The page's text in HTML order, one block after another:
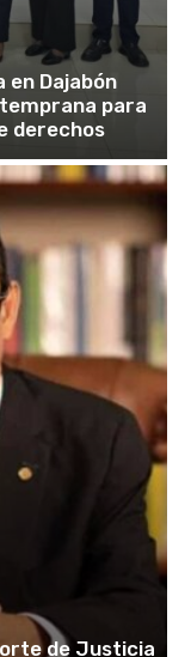
en Dajabón
para
derechos
de Justicia